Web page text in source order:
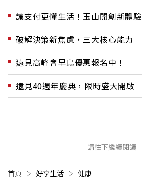
讓支付更懂生活！玉山開創新體驗
破解決策新焦慮，三大核心能力
遠見高峰會早鳥優惠報名中！
遠見40週年慶典，限時盛大開啟
請往下繼續閱讀
首頁 好享生活 健康